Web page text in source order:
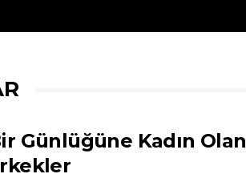
Günlüğüne Kadın Olan